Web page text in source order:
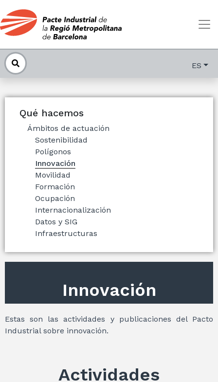
ES
Qué hacemos
Ámbitos de actuación
Sostenibilidad
Polígonos
Innovación
Movilidad
Formación
Ocupación
Internacionalización
Datos y SIG
Infraestructuras
Innovación
Estas son las actividades y publicaciones del Pacto
Industrial sobre innovación.
Actividades